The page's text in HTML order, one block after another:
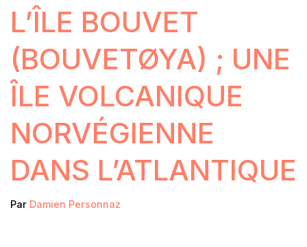
L’ÎLE BOUVET
(BOUVETØYA) ; UNE
ÎLE VOLCANIQUE
NORVÉGIENNE
DANS L’ATLANTIQUE
Par Damien Personnaz